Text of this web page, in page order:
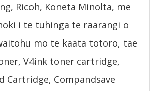
Ricoh, Koneta Minolta, me
i te tuhinga te raarangi o
mo te kaata totoro, tae
V4ink toner cartridge,
Cartridge, Compandsave